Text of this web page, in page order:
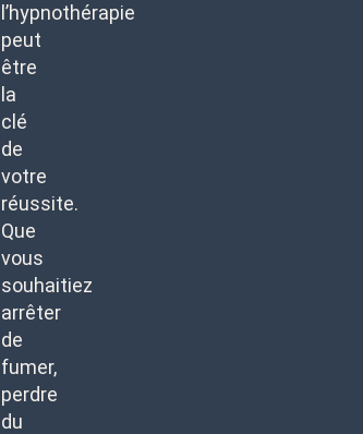
l’hypnothérapie
peut
être
la
clé
de
votre
réussite.
Que
vous
souhaitiez
arrêter
de
fumer,
perdre
du